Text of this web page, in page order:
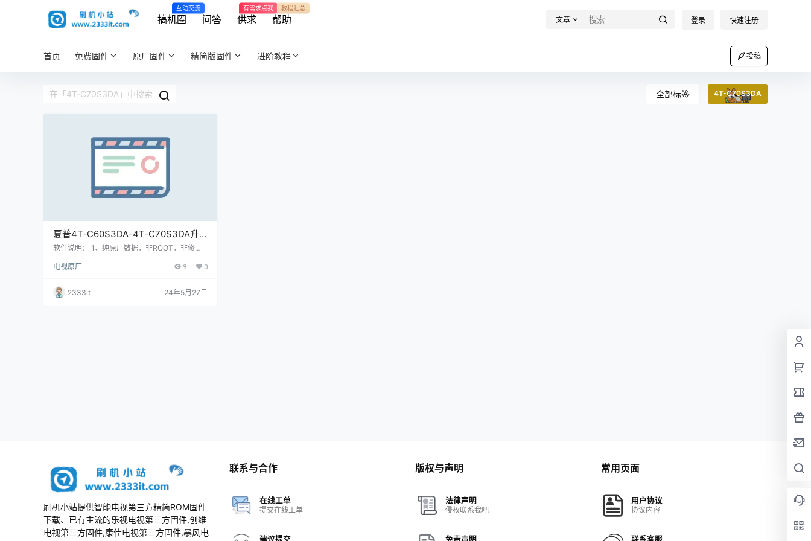
搞机圈
互动交流
问答 供求
有需求点我
帮助
教程汇总
文章 登录 快速注册
首页 免费固件 原厂固件 精简版固件 进阶教程 投稿
全部标签 4T-C70S3DA
夏普4T-C60S3DA-4T-C70S3DA升
级软件Ver3.22180130_3.29220304
软件说明： 1、纯原厂数据，非ROOT，非修改
趣，一切源于刷机导致后果自负，本网站概不负
用，请下载后24小时内删除，谢谢合作！ 刷机
包内包含对应的刷机方法 资料描述 软件版本Ver
电视原厂 9 0
2333it 24年5月27日
刷机小站提供智能电视第三方精简ROM固件
下载、已有主流的乐视电视第三方固件,创维
电视第三方固件,康佳电视第三方固件,暴风电
联系与合作
在线工单
提交在线工单
建议提交
版权与声明
法律声明
侵权联系我吧
免责声明
常用页面
用户协议
协议内容
联系客服